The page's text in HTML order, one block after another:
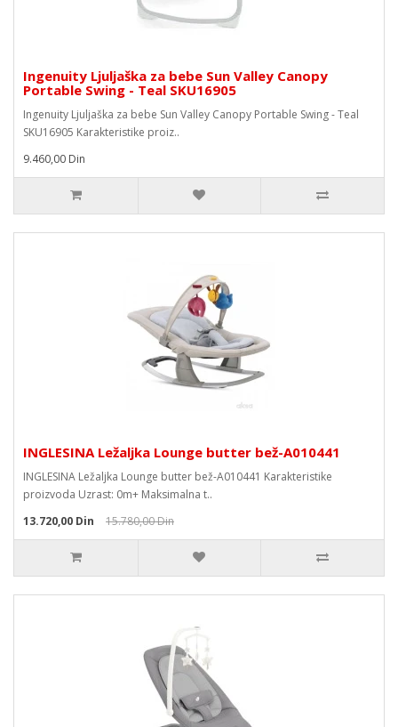
Ingenuity Ljuljaška za bebe Sun Valley Canopy
Portable Swing - Teal SKU16905
Ingenuity Ljuljaška za bebe Sun Valley Canopy Portable Swing - Teal
SKU16905 Karakteristike proiz..
9.460,00 Din
INGLESINA Ležaljka Lounge butter bež-A010441
INGLESINA Ležaljka Lounge butter bež-A010441 Karakteristike
proizvoda Uzrast: 0m+ Maksimalna t..
13.720,00 Din
15.780,00 Din